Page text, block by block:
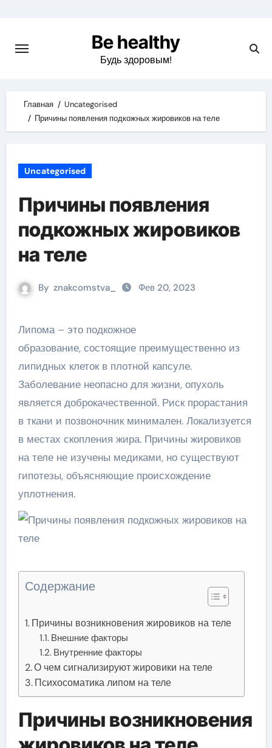
content
Be healthy
Будь здоровым!
Главная
Uncategorised
Причины появления подкожных жировиков на теле
Uncategorised
Причины появления
подкожных жировиков
на теле
By znakcomstva_ Фев 20, 2023
Липома – это подкожное
образование, состоящие преимущественно из
липидных клеток в плотной капсуле.
Заболевание неопасно для жизни, опухоль
является доброкачественной. Риск прорастания
в ткани и позвоночник минимален. Локализуется
в местах скопления жира. Причины жировиков
на теле не изучены медиками, но существуют
гипотезы, объясняющие происхождение
уплотнения.
Содержание
Причины возникновения жировиков на теле
Внешние факторы
Внутренние факторы
О чем сигнализируют жировики на теле
Психосоматика липом на теле
Причины возникновения